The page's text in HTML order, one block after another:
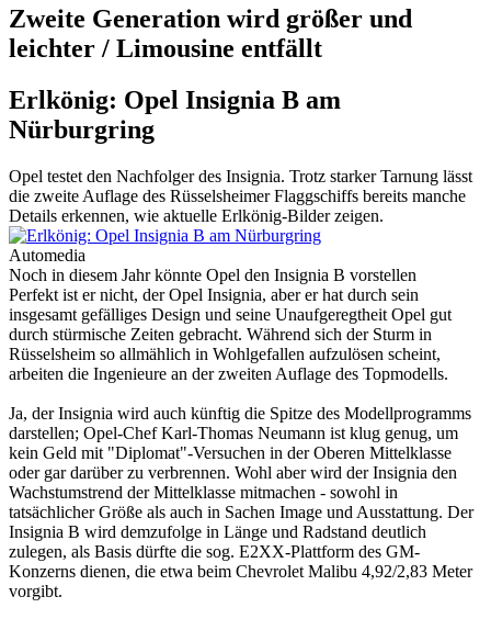
Zweite Generation wird größer und
leichter / Limousine entfällt
Erlkönig: Opel Insignia B am
Nürburgring
Opel testet den Nachfolger des Insignia. Trotz starker Tarnung lässt
die zweite Auflage des Rüsselsheimer Flaggschiffs bereits manche
Details erkennen, wie aktuelle Erlkönig-Bilder zeigen.
Automedia
Noch in diesem Jahr könnte Opel den Insignia B vorstellen
Perfekt ist er nicht, der Opel Insignia, aber er hat durch sein
insgesamt gefälliges Design und seine Unaufgeregtheit Opel gut
durch stürmische Zeiten gebracht. Während sich der Sturm in
Rüsselsheim so allmählich in Wohlgefallen aufzulösen scheint,
arbeiten die Ingenieure an der zweiten Auflage des Topmodells.
Ja, der Insignia wird auch künftig die Spitze des Modellprogramms
darstellen; Opel-Chef Karl-Thomas Neumann ist klug genug, um
kein Geld mit "Diplomat"-Versuchen in der Oberen Mittelklasse
oder gar darüber zu verbrennen. Wohl aber wird der Insignia den
Wachstumstrend der Mittelklasse mitmachen - sowohl in
tatsächlicher Größe als auch in Sachen Image und Ausstattung. Der
Insignia B wird demzufolge in Länge und Radstand deutlich
zulegen, als Basis dürfte die sog. E2XX-Plattform des GM-
Konzerns dienen, die etwa beim Chevrolet Malibu 4,92/2,83 Meter
vorgibt.